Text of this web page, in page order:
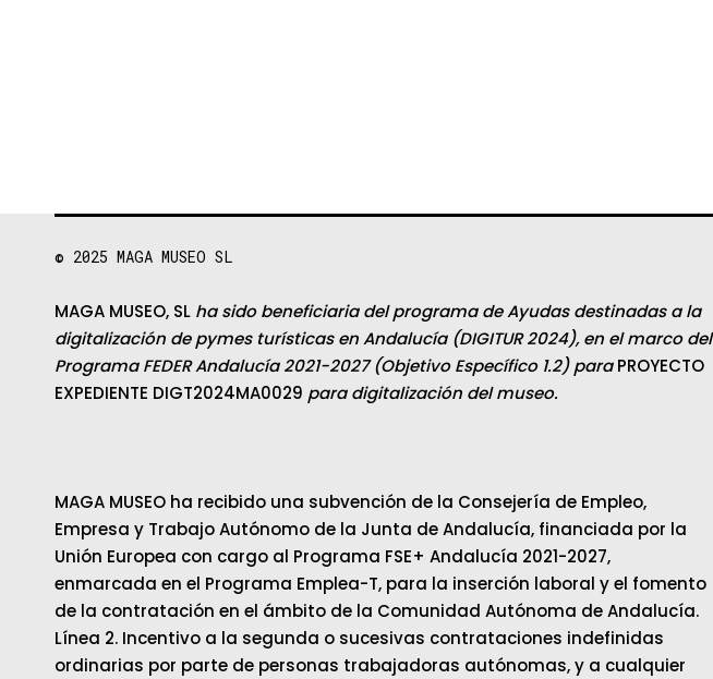
© 2025 MAGA MUSEO SL
MAGA MUSEO, SL ha sido beneficiaria del programa de Ayudas destinadas a la
digitalización de pymes turísticas en Andalucía (DIGITUR 2024), en el marco del
Programa FEDER Andalucía 2021-2027 (Objetivo Específico 1.2) paraPROYECTO
EXPEDIENTE DIGT2024MA0029 para digitalización del museo.
MAGA MUSEO ha recibido una subvención de la Consejería de Empleo,
Empresa y Trabajo Autónomo de la Junta de Andalucía, financiada por la
Unión Europea con cargo al Programa FSE+ Andalucía 2021-2027,
enmarcada en el Programa Emplea-T, para la inserción laboral y el fomento
de la contratación en el ámbito de la Comunidad Autónoma de Andalucía.
Línea 2. Incentivo a la segunda o sucesivas contrataciones indefinidas
ordinarias por parte de personas trabajadoras autónomas, y a cualquier